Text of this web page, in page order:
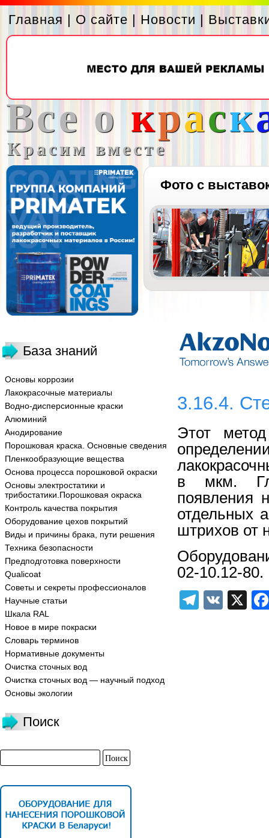
Главная | О сайте | Новости |
Все о краск
Красим вместе
Фото с
База знаний
Основы коррозии
Лакокрасочные материалы
Водно-дисперсионные краски
Алюминий
Анодирование
Порошковая краска. Основные сведения
Пленкообразующие вещества
Основа процесса порошковой окраски
Основы электростатики и
трибостатики.Порошковая окраска
Контроль качества покрытия
Оборудование цехов покрытий
Виды и причины брака, пути решения
Техника безопасности
Предподготовка поверхности
Qualicoat
Советы и секреты профессионалов
Научные статьи
Шкала RAL
Новое в мире покраски
Словарь терминов
Нормативные документы
Очистка сточных вод
Очистка сточных вод — научный подход
Основы экологии
Поиск
3.16.4.
Этот
в мкм.
появления
отдельных
штрихов от
02-10.12-80.
VK X